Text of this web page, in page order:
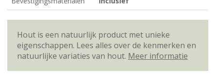
Hout is een natuurlijk product met unieke
eigenschappen. Lees alles over de kenmerken en
natuurlijke variaties van hout. Meer informatie